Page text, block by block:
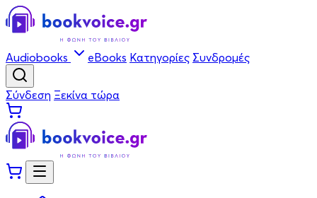
Audiobooks eBooks Κατηγορίες Συνδρομές
Σύνδεση Ξεκίνα τώρα